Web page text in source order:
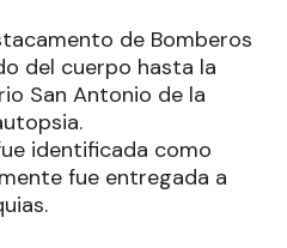
de Bomberos
del cuerpo hasta la
San Antonio de la
identificada como
fue entregada a